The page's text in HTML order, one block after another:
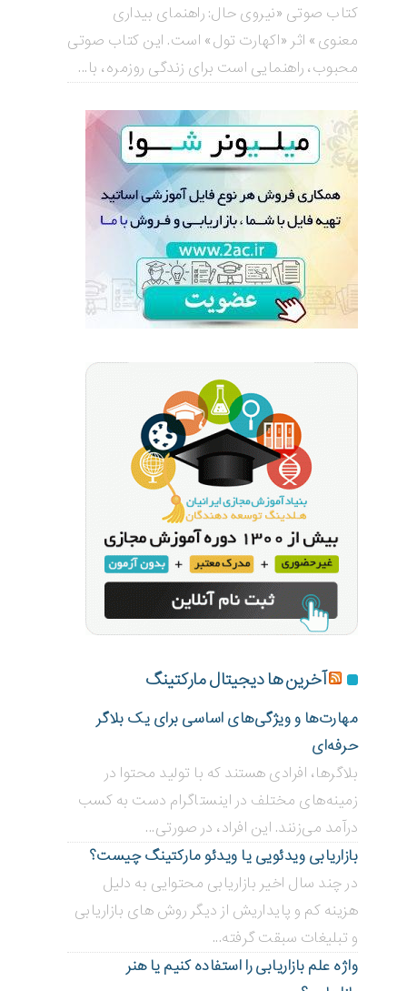
کتاب صوتی «نیروی حال: راهنمای بیداری
معنوی» اثر «اکهارت تول» است. این کتاب صوتی
محبوب، راهنمایی است برای زندگی روزمره، با...
آخرین ها دیجیتال مارکتینگ
مهارت‌ها و ویژگی‌های اساسی برای یک بلاگر
حرفه‌ای
بلاگر‌ها، افرادی هستند که با تولید محتوا در
زمینه‌های مختلف در اینستاگرام دست به کسب
درآمد می‌زنند. این افراد، در صورتی...
بازاریابی ویدئویی ‌یا ویدئو مارکتینگ چیست؟
در چند سال اخیر بازاریابی محتوایی به دلیل
هزینه کم و پایداریش از دیگر روش های بازاریابی
و تبلیغات سبقت گرفته...
واژه علم بازاریابی را استفاده کنیم یا هنر